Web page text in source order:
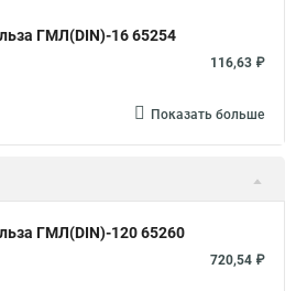
ГМЛ(DIN)-16 65254
116,63 ₽
Показать больше
ГМЛ(DIN)-120 65260
720,54 ₽